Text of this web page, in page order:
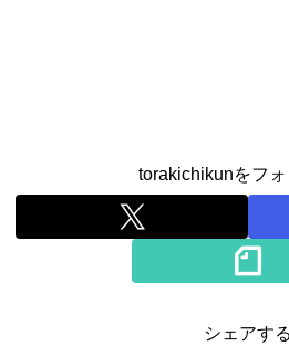
torakichikunをフ
シェアする